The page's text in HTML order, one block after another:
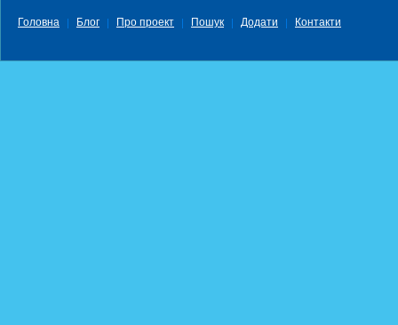
Головна Блог Про проект Пошук Додати Контакти